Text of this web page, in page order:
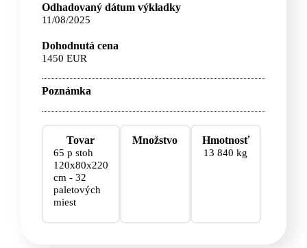
Odhadovaný dátum výkladky
11/08/2025
Dohodnutá cena
1450 EUR
Poznámka
Tovar
65 p stoh
120x80x220
cm - 32
paletových
miest
Množstvo Hmotnosť
13 840 kg